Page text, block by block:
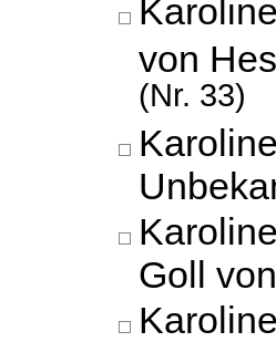
von
(Nr. 33)
Goll